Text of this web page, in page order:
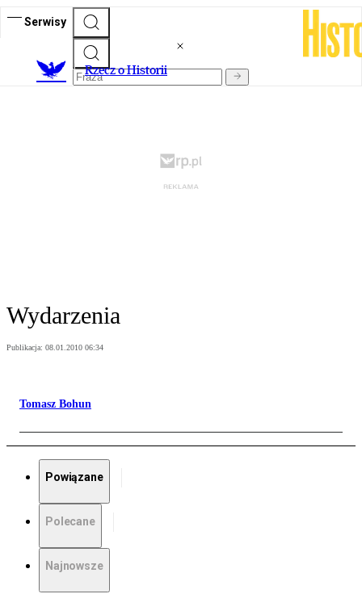
Serwisy
Rzecz o Historii
Wydarzenia
Publikacja: 08.01.2010 06:34
Tomasz Bohun
Powiązane
Polecane
Najnowsze